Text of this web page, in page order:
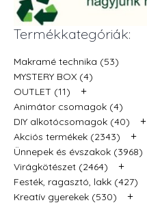
Termékkategóriák:
Makramé technika (53)
MYSTERY BOX (4)
OUTLET (11)
+
Animátor csomagok (4)
DIY alkotócsomagok (40)
+
Akciós termékek (2343) +
Ünnepek és évszakok (3968)
Virágkötészet (2464) +
Festék, ragasztó, lakk (427)
Kreatív gyerekek (530) +